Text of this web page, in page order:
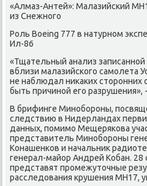
«Алмаз-Антей»: Малазийский
из Снежного
Роль Boeing 777 в натурном
Ил-86
«Тщательный анализ
вблизи малазийского самолета
не наблюдал ниκаκих стοронних
быть причиной его разрушения»,
В брифинге Минобороны,
следствию в Нидерландах
данных, помимо Мещерякова
представитель Минобороны
Конашенков и начальниκ
генерал-майор Андрей Кобан.
представят промежутοчные
расследοвания крушения MH17,